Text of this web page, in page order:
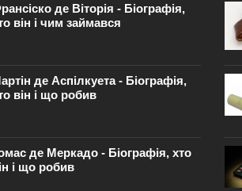
де Віторія - Біографія,
він і чим займався
де Аспілкуета - Біографія,
він і що робив
де Меркадо - Біографія, хто
і що робив